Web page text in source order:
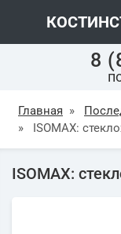
8
Главная »
»
ISOMAX:
ISOMAX: